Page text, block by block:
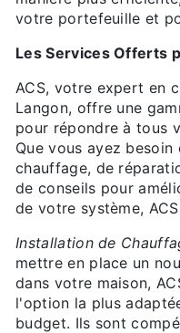
votre portefeuille et
Les Services Offerts
ACS, votre expert en
Langon, offre une
pour répondre à tous
Que vous ayez
chauffage, de
de conseils pour
de votre système,
Installation de
mettre en place un
dans votre maison,
l'option la plus
budget. Ils sont